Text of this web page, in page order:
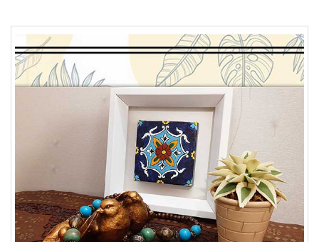
نصب اپلیکیشن اندرویدی
صفحه اصلی
دسته بندی محصولات
خیابان هنر/بازار دستآفریده ها
حمایت از تولیدکنندگان
مجله